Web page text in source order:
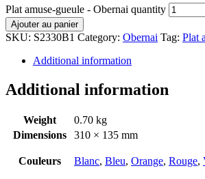
Plat amuse-gueule - Obernai quantity
Ajouter au panier
SKU: S2330B1 Category: Obernai Tag: Plat
Additional information
Additional information
Weight
0.70 kg
Dimensions
310 × 135 mm
Couleurs Blanc, Bleu, Orange, Rouge,